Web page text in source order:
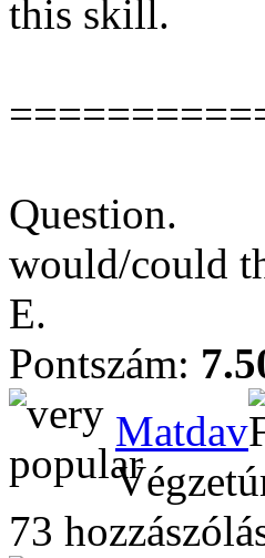
this skill.
Question.
would/could
E.
Pontszám:
Matdav
73